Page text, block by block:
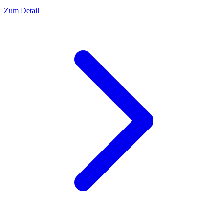
Zum Detail